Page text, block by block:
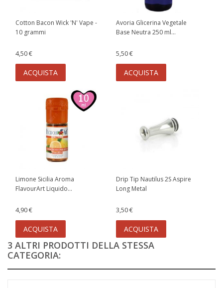
Cotton Bacon Wick 'N' Vape -
10 grammi
4,50 €
ACQUISTA
Avoria Glicerina Vegetale
Base Neutra 250 ml...
5,50 €
ACQUISTA
Limone Sicilia Aroma
FlavourArt Liquido...
4,90 €
ACQUISTA
Drip Tip Nautilus 2S Aspire
Long Metal
3,50 €
ACQUISTA
3 ALTRI PRODOTTI DELLA STESSA
CATEGORIA: